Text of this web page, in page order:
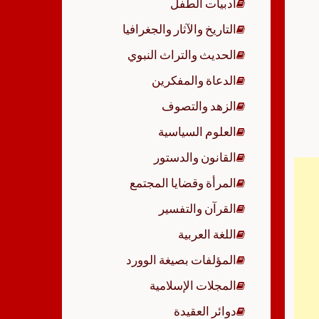
أدبيات الطفل
التاريخ والآثار والجغرافيا
الحديث والتراث النبوي
الدعاة والمفكرين
الزهد والتصوف
العلوم السياسية
القانون والدستور
المرأة وقضايا المجتمع
القرآن والتفسير
اللغة العربية
المؤلفات بصيغة الوورد
المجلات الإسلامية
دوائر العقيدة